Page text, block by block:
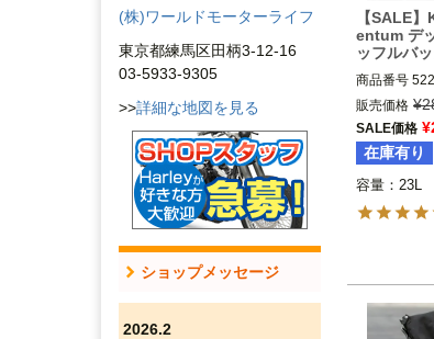
(株)ワールドモーターライフ
東京都練馬区田柄3-12-16
03-5933-9305
>>詳細な地図を見る
ショップメッセージ
2026.2
【SALE
entum デ
ッフルバ
商品番号
Kuryakyn（
販売価格 ¥
SALE価格 ¥
在庫有り
容量：23L